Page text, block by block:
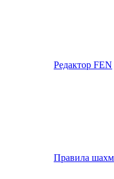
Редактор FEN
Правила